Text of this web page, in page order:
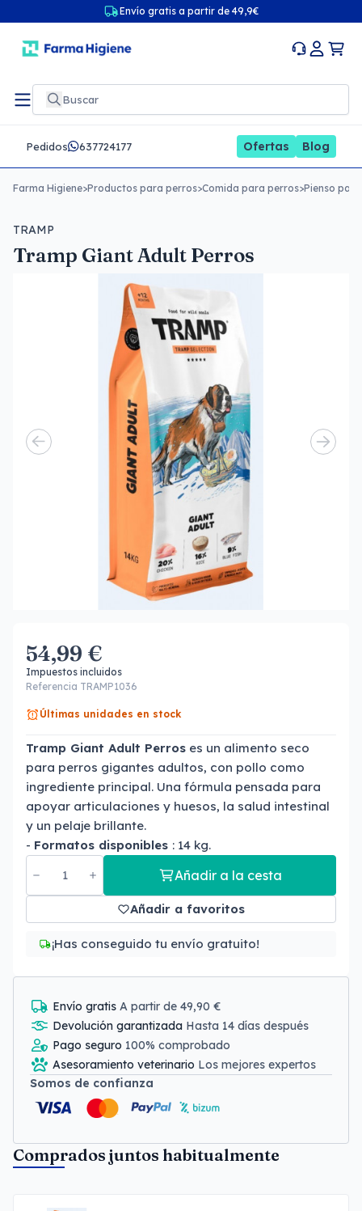
Envío gratis a partir de 49,9€
Pedidos 637724177 Ofertas Blog
Farma Higiene>Productos para perros>Comida para perros>Pienso
TRAMP
Tramp Giant Adult Perros
54,99 €
Impuestos incluidos
Referencia TRAMP1036
Últimas unidades en stock
Tramp Giant Adult Perros es un alimento seco
para perros gigantes adultos, con pollo como
ingrediente principal. Una fórmula pensada para
apoyar articulaciones y huesos, la salud intestinal
y un pelaje brillante.
- Formatos disponibles : 14 kg.
Añadir a la cesta
Añadir a favoritos
¡Has conseguido tu envío gratuito!
Envío gratis A partir de 49,90 €
Devolución garantizada Hasta 14 días después
Pago seguro 100% comprobado
Asesoramiento veterinario Los mejores expertos
Somos de confianza
Comprados juntos habitualmente